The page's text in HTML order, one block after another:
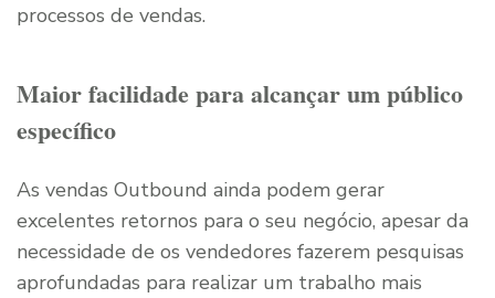
processos de vendas.
Maior facilidade para alcançar um público
específico
As vendas Outbound ainda podem gerar
excelentes retornos para o seu negócio, apesar da
necessidade de os vendedores fazerem pesquisas
aprofundadas para realizar um trabalho mais